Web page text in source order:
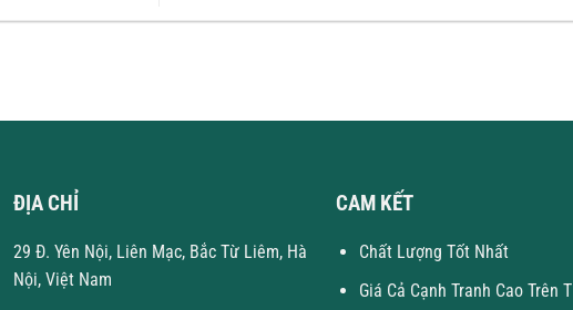
ĐỊA CHỈ
29 Đ. Yên Nội, Liên Mạc, Bắc Từ Liêm, Hà
Nội, Việt Nam
CAM KẾT
Chất Lượng Tốt Nhất
Giá Cả Cạnh Tranh Cao Trên